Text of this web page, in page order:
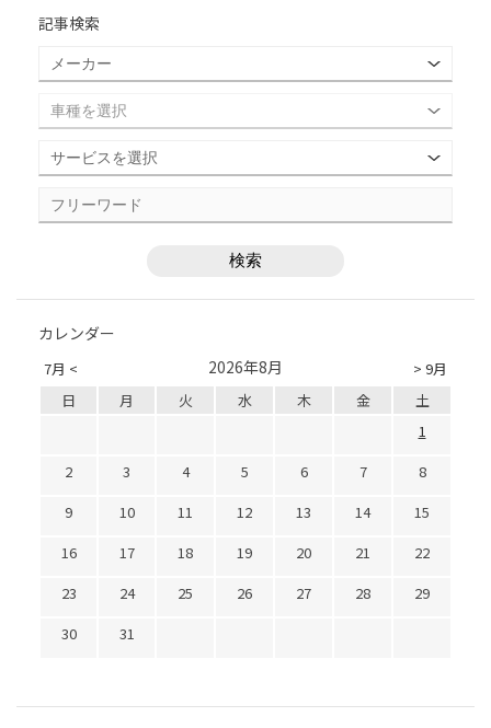
記事検索
カレンダー
7月 < > 9月
2026年8月
日 月 火 水 木 金
土
1
2
3 4 5 6 7
8
9
10 11 12 13 14
15
16
17 18 19 20 21
22
23
24 25 26 27 28
29
30
31